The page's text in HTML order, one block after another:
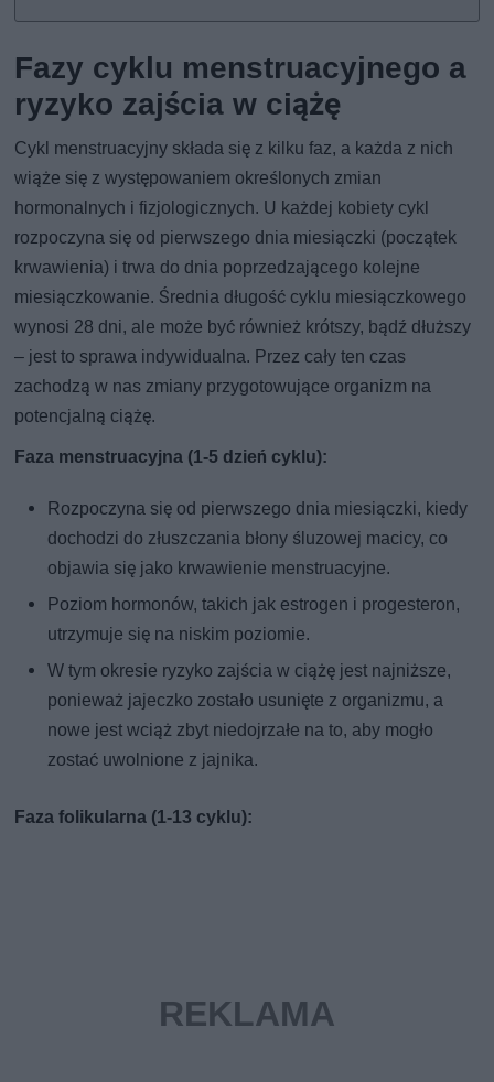
Fazy cyklu menstruacyjnego a
ryzyko zajścia w ciążę
Cykl menstruacyjny składa się z kilku faz, a każda z nich
wiąże się z występowaniem określonych zmian
hormonalnych i fizjologicznych. U każdej kobiety cykl
rozpoczyna się od pierwszego dnia miesiączki (początek
krwawienia) i trwa do dnia poprzedzającego kolejne
miesiączkowanie. Średnia długość cyklu miesiączkowego
wynosi 28 dni, ale może być również krótszy, bądź dłuższy
– jest to sprawa indywidualna. Przez cały ten czas
zachodzą w nas zmiany przygotowujące organizm na
potencjalną ciążę.
Faza menstruacyjna (1-5 dzień cyklu):
Rozpoczyna się od pierwszego dnia miesiączki, kiedy
dochodzi do złuszczania błony śluzowej macicy, co
objawia się jako krwawienie menstruacyjne.
Poziom hormonów, takich jak estrogen i progesteron,
utrzymuje się na niskim poziomie.
W tym okresie ryzyko zajścia w ciążę jest najniższe,
ponieważ jajeczko zostało usunięte z organizmu, a
nowe jest wciąż zbyt niedojrzałe na to, aby mogło
zostać uwolnione z jajnika.
Faza folikularna (1-13 cyklu):